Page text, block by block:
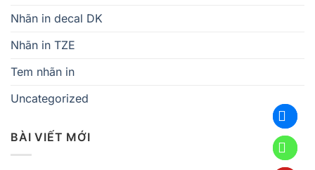
Nhãn in decal DK
Nhãn in TZE
Tem nhãn in
Uncategorized
BÀI VIẾT MỚI